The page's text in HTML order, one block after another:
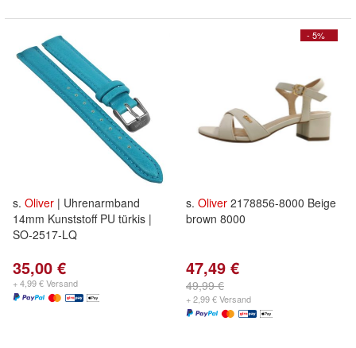
s. Oliver | Uhrenarmband
14mm Kunststoff PU türkis |
SO-2517-LQ
35,00 €
+ 4,99 € Versand
- 5%
s. Oliver 2178856-8000 Beige
brown 8000
47,49 €
49,99 €
+ 2,99 € Versand